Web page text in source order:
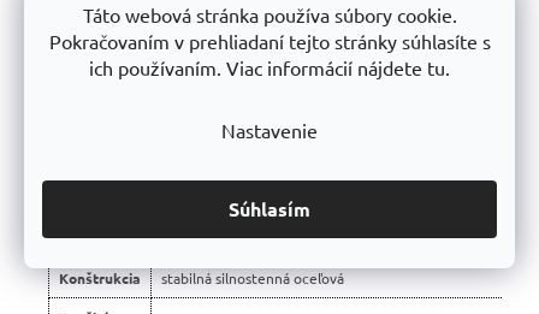
Táto webová stránka používa súbory cookie.
Pokračovaním v prehliadaní tejto stránky súhlasíte s
ich používaním. Viac informácií nájdete tu.
Nastavenie
Súhlasím
výroba s dlhou životnosťou.
✅10 rokov záruka– dôkaz kvality a dlhodobej odolnosti.
regály Trestles RH 🏆
Montáž bezskrutková – jednoduchá
Konštrukcia stabilná silnostenná oceľová